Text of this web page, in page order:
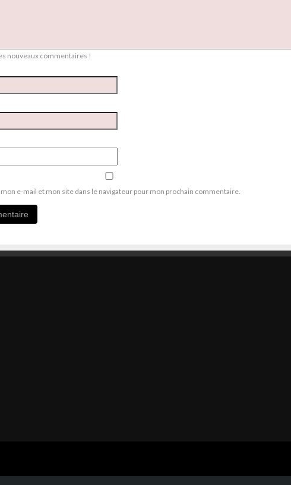
nouveaux commentaires !
e-mail et mon site dans le navigateur pour mon prochain commentaire.